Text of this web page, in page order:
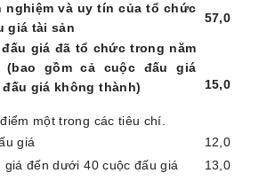
nghiệm và uy tín của tổ chức
giá tài sản
57,0
giá đã tổ chức trong năm
gồm cả cuộc đấu giá
giá không thành)
một trong các tiêu chí.
15,0
giá 1 2,0
giá đến dưới 40 cuộc đấu giá 13 ,0